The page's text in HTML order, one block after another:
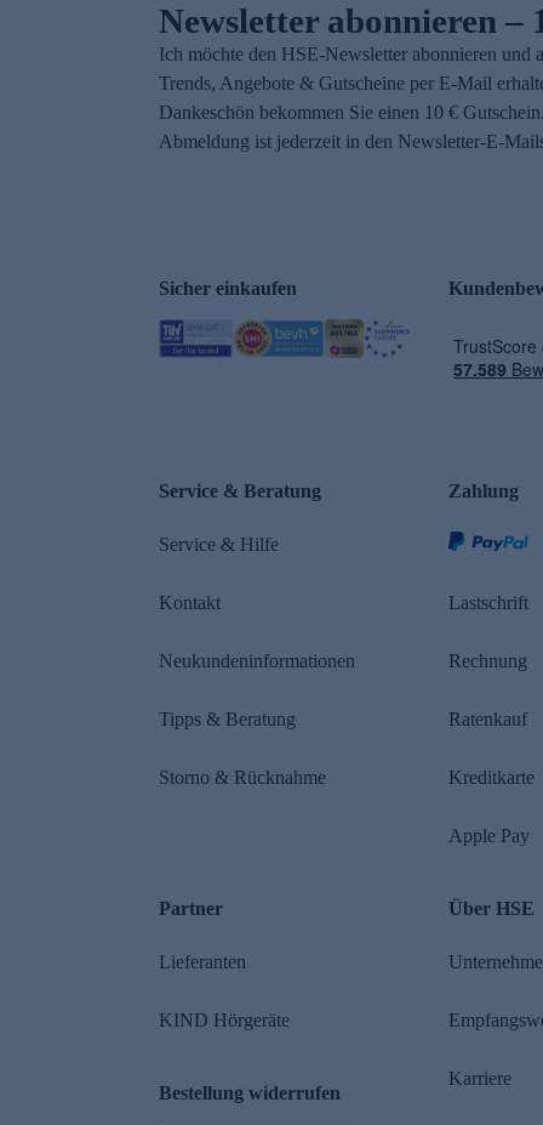
Newsletter abonnieren –
Ich möchte den HSE-Newsletter abonnieren und
Trends, Angebote & Gutscheine per E-Mail
Dankeschön bekommen Sie einen 10 €
Abmeldung ist jederzeit in den Newsletter-E-
Sicher einkaufen
Service & Beratung
Service & Hilfe
Kontakt
Neukundeninformationen
Tipps & Beratung
Storno & Rücknahme
Zahlung
Lastschrift
Rechnung
Ratenkauf
Kreditkarte
Apple Pay
Partner
Lieferanten
KIND Hörgeräte
Bestellung widerrufen
Über HSE
Karriere